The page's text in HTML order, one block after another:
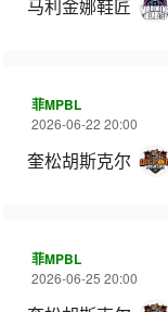
马利金娜鞋匠
菲MPBL
2026-06-22 20:00
奎松胡斯克尔
菲MPBL
2026-06-25 20:00